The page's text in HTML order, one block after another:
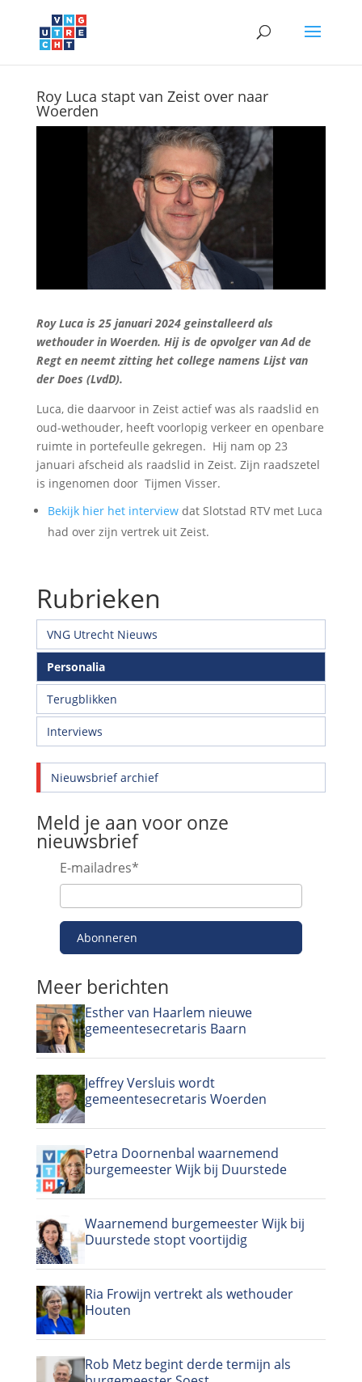
Roy Luca stapt van Zeist over naar
Woerden
Roy Luca is 25 januari 2024 geinstalleerd als
wethouder in Woerden. Hij is de opvolger van Ad de
Regt en neemt zitting het college namens Lijst van
der Does (LvdD).
Luca, die daarvoor in Zeist actief was als raadslid en
oud-wethouder, heeft voorlopig verkeer en openbare
ruimte in portefeulle gekregen. Hij nam op 23
januari afscheid als raadslid in Zeist. Zijn raadszetel
is ingenomen door Tijmen Visser.
Bekijk hier het interviewdat Slotstad RTV met Luca
had over zijn vertrek uit Zeist.
Rubrieken
VNG Utrecht Nieuws
Personalia
Terugblikken
Interviews
Nieuwsbrief archief
Meld je aan voor onze
nieuwsbrief
E-mailadres*
Abonneren
Meer berichten
Esther van Haarlem nieuwe
gemeentesecretaris Baarn
Jeffrey Versluis wordt
gemeentesecretaris Woerden
Petra Doornenbal waarnemend
burgemeester Wijk bij Duurstede
Waarnemend burgemeester Wijk bij
Duurstede stopt voortijdig
Ria Frowijn vertrekt als wethouder
Houten
Rob Metz begint derde termijn als